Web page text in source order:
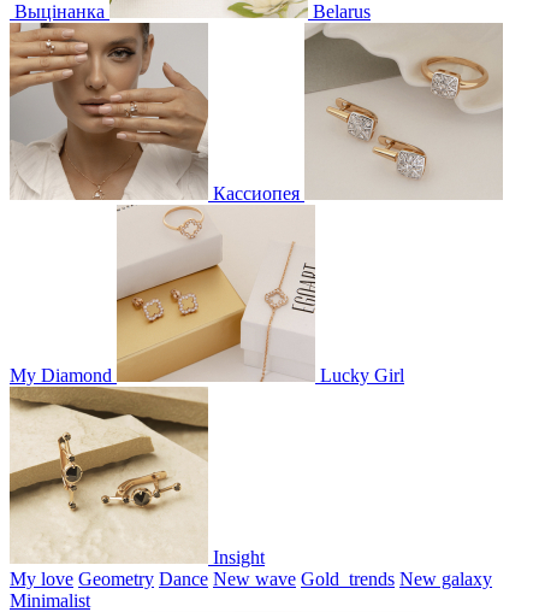
Выцінанка Belarus
Кассиопея
My Diamond Lucky Girl
Insight
My love Geometry Dance New wave Gold_trends New galaxy
Minimalist